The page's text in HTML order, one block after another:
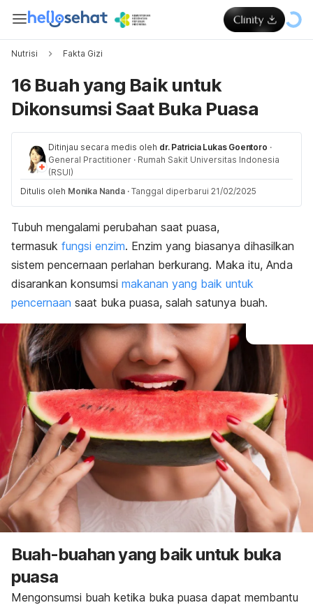
Nutrisi Fakta Gizi
16 Buah yang Baik untuk
Dikonsumsi Saat Buka Puasa
Ditinjau secara medis oleh dr. Patricia Lukas Goentoro ·
General Practitioner · Rumah Sakit Universitas Indonesia
(RSUI)
Ditulis oleh Monika Nanda · Tanggal diperbarui 21/02/2025
Tubuh mengalami perubahan saat puasa,
termasuk fungsi enzim. Enzim yang biasanya dihasilkan
sistem pencernaan perlahan berkurang. Maka itu, Anda
disarankan konsumsi makanan yang baik untuk
pencernaan saat buka puasa, salah satunya buah.
Buah-buahan yang baik untuk buka
puasa
Mengonsumsi buah ketika buka puasa dapat membantu